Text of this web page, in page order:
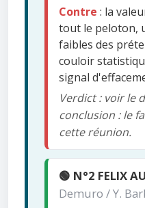
Contre : la
tout le peloton,
faibles des
couloir
signal
Verdict : voir le
conclusion : le
cette réunion.
🟢 N°2 FELIX
Demuro / Y.